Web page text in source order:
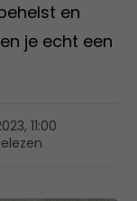
en
je echt een
11:00